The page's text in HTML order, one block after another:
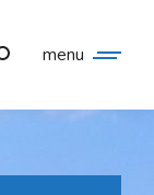
menu